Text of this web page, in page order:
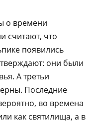
о времени
считают, что
появились
они были
А третьи
Последние
во времена
как святилища, а в